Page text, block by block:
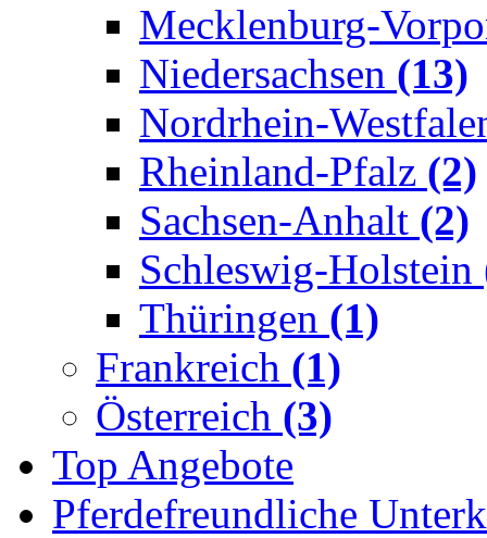
Mecklenburg-
Niedersachsen (13)
Nordrhein-
Rheinland-Pfalz (2)
Sachsen-Anhalt (2)
Schleswig-Holstein
Thüringen (1)
Frankreich (1)
Österreich (3)
Top Angebote
Pferdefreundliche